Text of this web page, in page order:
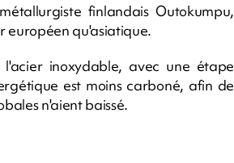
finlandais Outokumpu,
européen qu'asiatique.
inoxydable, avec une étape
est moins carboné, afin de
n'aient baissé.